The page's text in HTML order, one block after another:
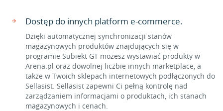
Dostęp do innych platform e-commerce.
Dzięki automatycznej synchronizacji stanów
magazynowych produktów znajdujących się w
programie Subiekt GT możesz wystawiać produkty w
Arena.pl oraz dowolnej liczbie innych marketplace, a
także w Twoich sklepach internetowych podłączonych do
Sellasist. Sellasist zapewni Ci pełną kontrolę nad
zarządzaniem informacjami o produktach, ich stanach
magazynowych i cenach.